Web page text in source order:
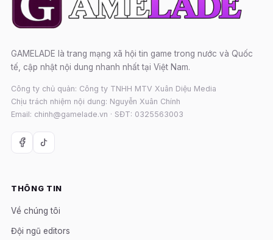
GAMELADE là trang mạng xã hội tin game trong nước và Quốc
tế, cập nhật nội dung nhanh nhất tại Việt Nam.
Công ty chủ quản: Công ty TNHH MTV Xuân Diệu Media
Chịu trách nhiệm nội dung: Nguyễn Xuân Chính
Email: chinh@gamelade.vn · SĐT: 0325563003
THÔNG TIN
Về chúng tôi
Đội ngũ editors